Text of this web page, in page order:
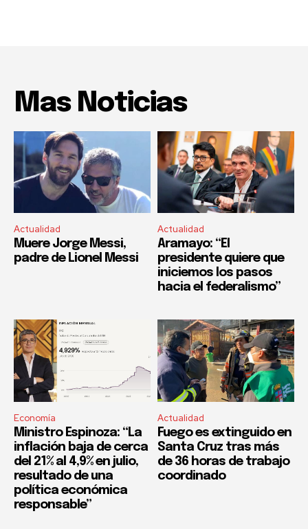
Mas Noticias
Actualidad
Muere Jorge Messi,
padre de Lionel Messi
Actualidad
Aramayo: “El
presidente quiere que
iniciemos los pasos
hacia el federalismo”
Economía
Ministro Espinoza: “La
inflación baja de cerca
del 21% al 4,9% en julio,
resultado de una
política económica
responsable”
Actualidad
Fuego es extinguido en
Santa Cruz tras más
de 36 horas de trabajo
coordinado